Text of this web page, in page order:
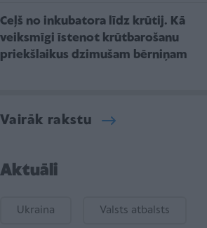
Ceļš no inkubatora līdz krūtij. Kā
veiksmīgi īstenot krūtbarošanu
priekšlaikus dzimušam bērniņam
Vairāk rakstu
Aktuāli
Ukraina Valsts atbalsts